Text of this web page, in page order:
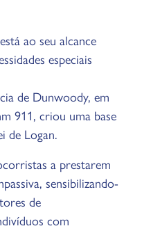
ao seu alcance
especiais
de Dunwoody, em
911, criou uma base
de Logan.
a prestarem
sensibilizando-
de
com